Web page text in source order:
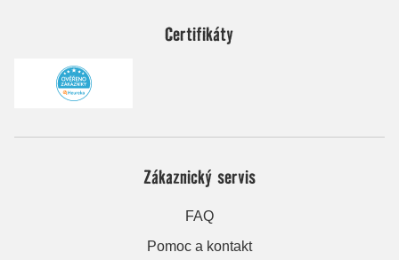
Certifikáty
Zákaznický servis
FAQ
Pomoc a kontakt